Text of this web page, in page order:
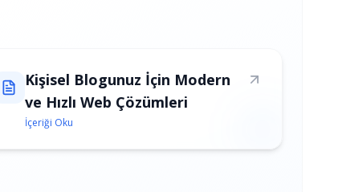
Kişisel Blogunuz İçin Modern
ve Hızlı Web Çözümleri
İçeriği Oku